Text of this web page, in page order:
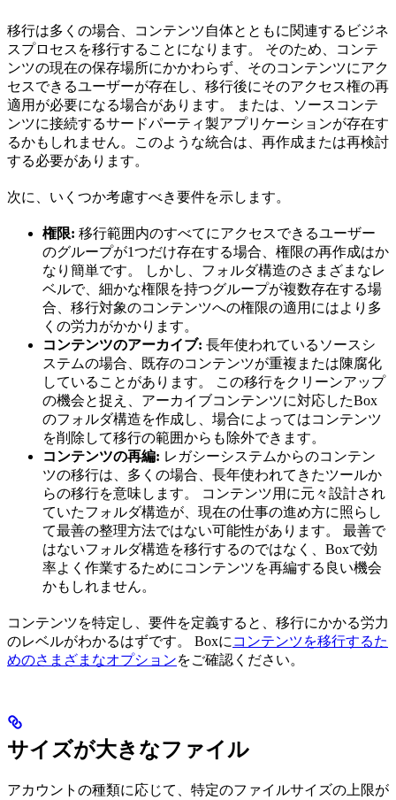
移行は多くの場合、コンテンツ自体とともに関連するビジネ
スプロセスを移行することになります。 そのため、コンテ
ンツの現在の保存場所にかかわらず、そのコンテンツにアク
セスできるユーザーが存在し、移行後にそのアクセス権の再
適用が必要になる場合があります。 または、ソースコンテ
ンツに接続するサードパーティ製アプリケーションが存在す
るかもしれません。このような統合は、再作成または再検討
する必要があります。
次に、いくつか考慮すべき要件を示します。
権限: 移行範囲内のすべてにアクセスできるユーザー
のグループが1つだけ存在する場合、権限の再作成はか
なり簡単です。 しかし、フォルダ構造のさまざまなレ
ベルで、細かな権限を持つグループが複数存在する場
合、移行対象のコンテンツへの権限の適用にはより多
くの労力がかかります。
コンテンツのアーカイブ: 長年使われているソースシ
ステムの場合、既存のコンテンツが重複または陳腐化
していることがあります。 この移行をクリーンアップ
の機会と捉え、アーカイブコンテンツに対応したBox
のフォルダ構造を作成し、場合によってはコンテンツ
を削除して移行の範囲からも除外できます。
コンテンツの再編: レガシーシステムからのコンテン
ツの移行は、多くの場合、長年使われてきたツールか
らの移行を意味します。 コンテンツ用に元々設計され
ていたフォルダ構造が、現在の仕事の進め方に照らし
て最善の整理方法ではない可能性があります。 最善で
はないフォルダ構造を移行するのではなく、Boxで効
率よく作業するためにコンテンツを再編する良い機会
かもしれません。
コンテンツを特定し、要件を定義すると、移行にかかる労力
のレベルがわかるはずです。 Boxに コンテンツを移行するた
めのさまざまなオプションをご確認ください。
サイズが大きなファイル
アカウントの種類に応じて、特定のファイルサイズの上限が